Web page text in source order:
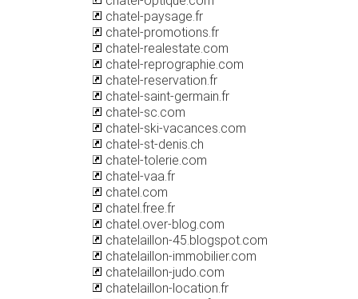
chatel-paysage.fr
chatel-promotions.fr
chatel-realestate.com
chatel-reprographie.com
chatel-reservation.fr
chatel-saint-germain.fr
chatel-sc.com
chatel-ski-vacances.com
chatel-st-denis.ch
chatel-tolerie.com
chatel-vaa.fr
chatel.com
chatel.free.fr
chatel.over-blog.com
chatelaillon-45.blogspot.com
chatelaillon-immobilier.com
chatelaillon-judo.com
chatelaillon-location.fr